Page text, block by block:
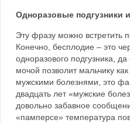
Одноразовые подгузники
Эту фразу можно встретить
Конечно, бесплодие – это
одноразового подгузника,
мочой позволит мальчику
мужскими болезнями, это
двадцать лет «мужские
довольно забавное
«памперсе» температура